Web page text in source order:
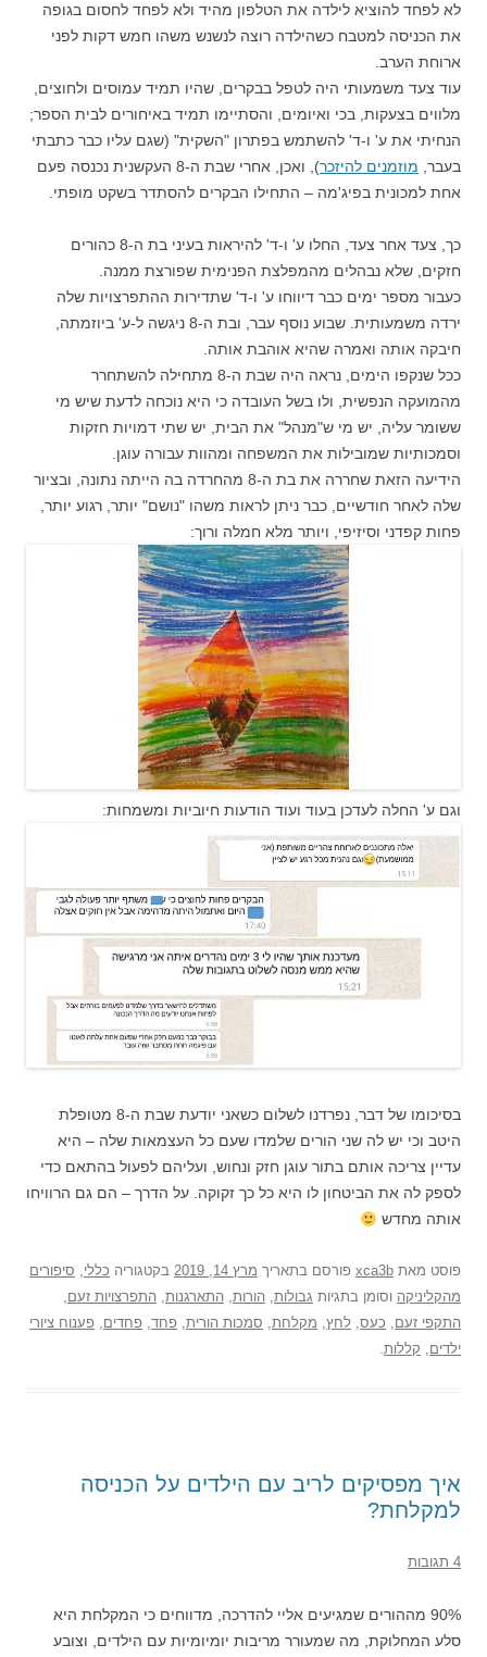
לא לפחד להוציא לילדה את הטלפון מהיד ולא לפחד לחסום בגופה
את הכניסה למטבח כשהילדה רוצה לנשנש משהו חמש דקות לפני
ארוחת הערב.
עוד צעד משמעותי היה לטפל בבקרים, שהיו תמיד עמוסים ולחוצים,
מלווים בצעקות, בכי ואיומים, והסתיימו תמיד באיחורים לבית הספר;
הנחיתי את ע' ו-ד' להשתמש בפתרון "השקית" (שגם עליו כבר כתבתי
בעבר, מוזמנים להיזכר
), ואכן, אחרי שבת ה-8 העקשנית נכנסה פעם
אחת למכונית בפיג'מה – התחילו הבקרים להסתדר בשקט מופתי.
כך, צעד אחר צעד, החלו ע' ו-ד' להיראות בעיני בת ה-8 כהורים
חזקים, שלא נבהלים מהמפלצת הפנימית שפורצת ממנה.
כעבור מספר ימים כבר דיווחו ע' ו-ד' שתדירות ההתפרצויות שלה
ירדה משמעותית. שבוע נוסף עבר, ובת ה-8 ניגשה ל-ע' ביוזמתה,
חיבקה אותה ואמרה שהיא אוהבת אותה.
ככל שנקפו הימים, נראה היה שבת ה-8 מתחילה להשתחרר
מהמועקה הנפשית, ולו בשל העובדה כי היא נוכחה לדעת שיש מי
ששומר עליה, יש מי ש"מנהל" את הבית, יש שתי דמויות חזקות
וסמכותיות שמובילות את המשפחה ומהוות עבורה עוגן.
הידיעה הזאת שחררה את בת ה-8 מהחרדה בה הייתה נתונה, ובציור
שלה לאחר חודשיים, כבר ניתן לראות משהו "נושם" יותר, רגוע יותר,
פחות קפדני וסיזיפי, ויותר מלא חמלה ורוך:
וגם ע' החלה לעדכן בעוד ועוד הודעות חיוביות ומשמחות:
בסיכומו של דבר, נפרדנו לשלום כשאני יודעת שבת ה-8 מטופלת
היטב וכי יש לה שני הורים שלמדו שעם כל העצמאות שלה – היא
עדיין צריכה אותם בתור עוגן חזק ונחוש, ועליהם לפעול בהתאם כדי
לספק לה את הביטחון לו היא כל כך זקוקה. על הדרך – הם גם הרוויחו
אותה מחדש
פוסט מאת xca3b פורסם בתאריך מרץ 14, 2019 בקטגוריה כללי, סיפורים
מהקליניקה וסומן בתגיות גבולות, הורות, התארגנות, התפרצויות זעם,
התקפי זעם, כעס, לחץ, מקלחת, סמכות הורית, פחד, פחדים, פענוח ציורי
ילדים, קללות.
איך מפסיקים לריב עם הילדים על הכניסה
למקלחת?
4 תגובות
90% מההורים שמגיעים אליי להדרכה, מדווחים כי המקלחת היא
סלע המחלוקת, מה שמעורר מריבות יומיומיות עם הילדים, וצובע